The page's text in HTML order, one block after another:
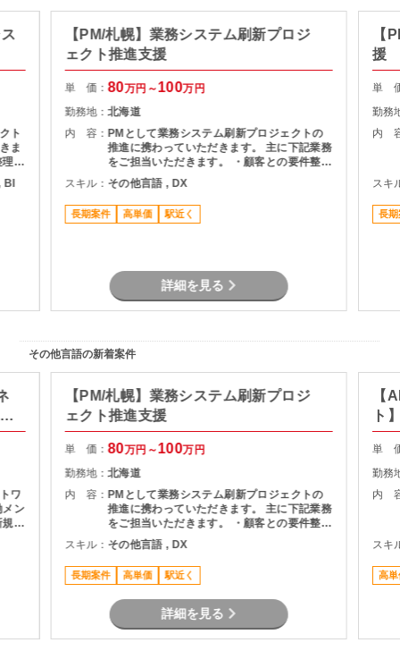
ト
ま
理
細
進
【PM/札幌】業務システム刷新プロジ
ェクト推進支援
単 価：80万円～100万円
勤務地：北海道
内 容： PMとして業務システム刷新プロジェクトの
推進に携わっていただきます。 主に下記業務
をご担当いただきます。 ・顧客との要件整
理・課題整理 ・プロジェクト計画の策定およ
び進捗管理 ・開発チームとの調整およびマネ
ジメント ・品質、課題、リスク管理 ・関係
者向け資料作成および各種報告 ・要件定義か
スキル： その他言語 , DX
長期案件 高単価 駅近く
詳細を見る
【
援
単
勤務
内
スキ
長期
その他言語の新着案件
ワ
メン
基
【PM/札幌】業務システム刷新プロジ
ェクト推進支援
単 価：80万円～100万円
勤務地：北海道
内 容： PMとして業務システム刷新プロジェクトの
推進に携わっていただきます。 主に下記業務
をご担当いただきます。 ・顧客との要件整
理・課題整理 ・プロジェクト計画の策定およ
び進捗管理 ・開発チームとの調整およびマネ
ジメント ・品質、課題、リスク管理 ・関係
者向け資料作成および各種報告 ・要件定義か
スキル： その他言語 , DX
長期案件 高単価 駅近く
詳細を見る
【
ト
単
勤務
内
スキ
高単